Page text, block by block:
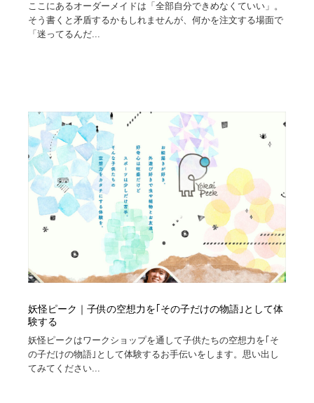
ここにあるオーダーメイドは「全部自分できめなくていい」。
そう書くと矛盾するかもしれませんが、何かを注文する場面で
「迷ってるんだ...
妖怪ピーク｜子供の空想力を｢その子だけの物語｣として体
験する
妖怪ピークはワークショップを通して子供たちの空想力を｢そ
の子だけの物語｣として体験するお手伝いをします。思い出し
てみてください...